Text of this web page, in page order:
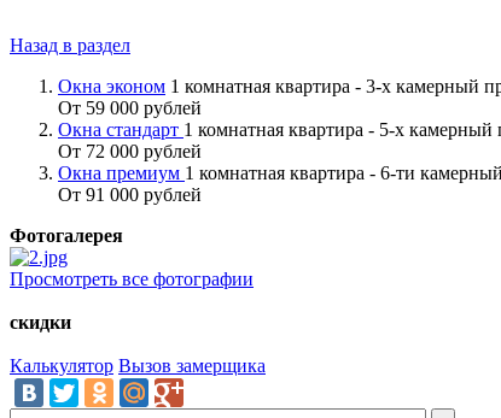
Назад в раздел
Окна эконом 1 комнатная квартира - 3-х камерный
От 59 000 рублей
Окна стандарт 1 комнатная квартира - 5-х камерный
От 72 000 рублей
Окна премиум 1 комнатная квартира - 6-ти
От 91 000 рублей
Фотогалерея
Просмотреть все фотографии
скидки
Калькулятор Вызов замерщика